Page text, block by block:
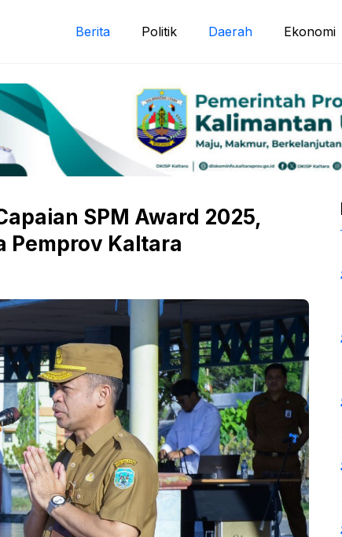
Berita Politik Daerah Ekonomi
SPM Award 2025,
Pemprov Kaltara